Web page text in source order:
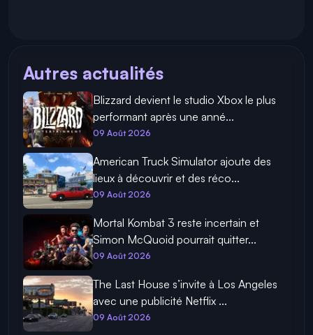
Autres actualités
Blizzard devient le studio Xbox le plus
performant après une anné...
09 Août 2026
American Truck Simulator ajoute des
lieux à découvrir et des réco...
09 Août 2026
Mortal Kombat 3 reste incertain et
Simon McQuoid pourrait quitter...
09 Août 2026
The Last House s’invite à Los Angeles
avec une publicité Netflix ...
09 Août 2026